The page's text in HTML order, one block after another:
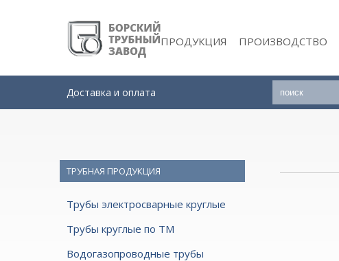
ПРОДУКЦИЯ ПРОИЗВОДСТВО
Доставка и оплата
ТРУБНАЯ ПРОДУКЦИЯ
Трубы электросварные круглые
Трубы круглые по ТМ
Водогазопроводные трубы